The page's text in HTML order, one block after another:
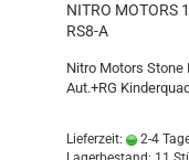
NITRO MOTORS
RS8-A
Nitro Motors Stone
Aut.+RG
Lieferzeit: 2-4